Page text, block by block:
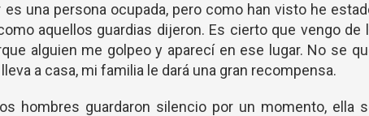
una persona ocupada, pero como han visto he
aquellos guardias dijeron. Es cierto que vengo de
alguien me golpeo y aparecí en ese lugar. No se
a casa, mi familia le dará una gran recompensa.
hombres guardaron silencio por un momento, ella